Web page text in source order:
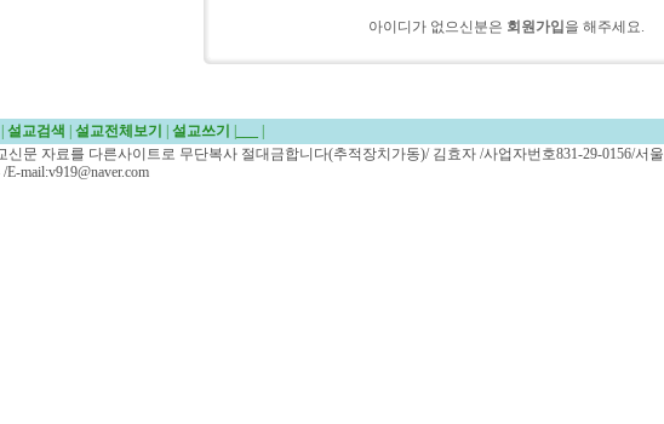
아이디가 없으신분은 회원가입 을 해주세요.
설교검색 설교전체보기 설교쓰기
신문 자료를 다른사이트로 무단복사 절대금합니다(추적장치가동)/ 김효자 /사업자번호831-29-0156/서
mail:v919@naver.com